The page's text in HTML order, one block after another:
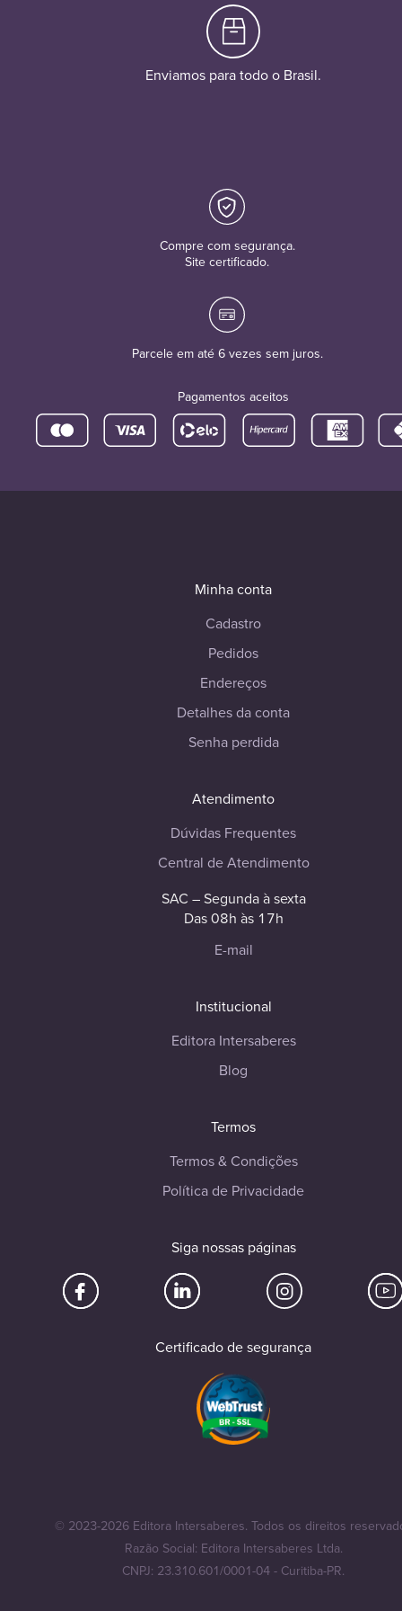
Enviamos para todo o Brasil.
Compre com segurança.
Site certificado.
Parcele em até 6 vezes sem juros.
Pagamentos aceitos
Minha conta
Cadastro
Pedidos
Endereços
Detalhes da conta
Senha perdida
Atendimento
Dúvidas Frequentes
Central de Atendimento
SAC – Segunda à sexta
Das 08h às 17h
E-mail
Institucional
Editora Intersaberes
Blog
Termos
Termos & Condições
Política de Privacidade
Siga nossas páginas
Certificado de segurança
© 2023-2026 Editora Intersaberes. Todos os direitos
Razão Social: Editora Intersaberes Ltda.
CNPJ: 23.310.601/0001-04 - Curitiba-PR.